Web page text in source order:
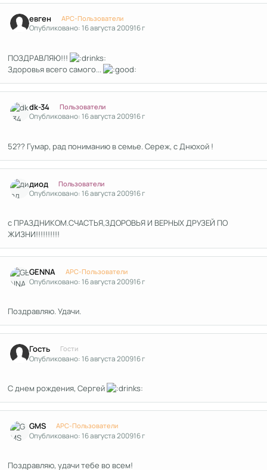
евген APC-Пользователи
Опубликовано:16 августа 200916 г
ПОЗДРАВЛЯЮ!!!
Здоровья всего самого...
dk-34 Пользователи
Опубликовано:16 августа 200916 г
52?? Гумар, рад пониманию в семье. Сереж, с Днюхой !
диод Пользователи
Опубликовано:16 августа 200916 г
с ПРАЗДНИКОМ.СЧАСТЬЯ,ЗДОРОВЬЯ И ВЕРНЫХ ДРУЗЕЙ ПО
ЖИЗНИ!!!!!!!!!!
GENNA APC-Пользователи
Опубликовано:16 августа 200916 г
Поздравляю. Удачи.
Гость Гости
Опубликовано:16 августа 200916 г
С днем рождения, Сергей
GMS APC-Пользователи
Опубликовано:16 августа 200916 г
Поздравляю, удачи тебе во всем!